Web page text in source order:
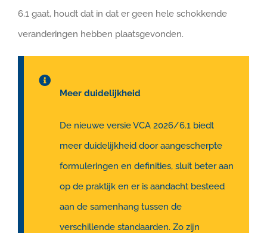
6.1 gaat, houdt dat in dat er geen hele schokkende
veranderingen hebben plaatsgevonden.
Meer duidelijkheid
De nieuwe versie VCA 2026/6.1 biedt
meer duidelijkheid door aangescherpte
formuleringen en definities, sluit beter aan
op de praktijk en er is aandacht besteed
aan de samenhang tussen de
verschillende standaarden. Zo zijn